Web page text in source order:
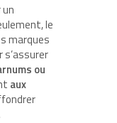
le
marques
s’assurer
ou
aux